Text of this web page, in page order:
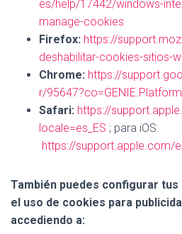
es/help/17442/windows-
manage-cookies
Firefox: https://
deshabilitar-cookies-sitios-
Chrome: https://
r/
Safari: https://
locale=es_ES ; para iOS:
https://support.apple.com/
También puedes configurar
el uso de cookies para
accediendo a: